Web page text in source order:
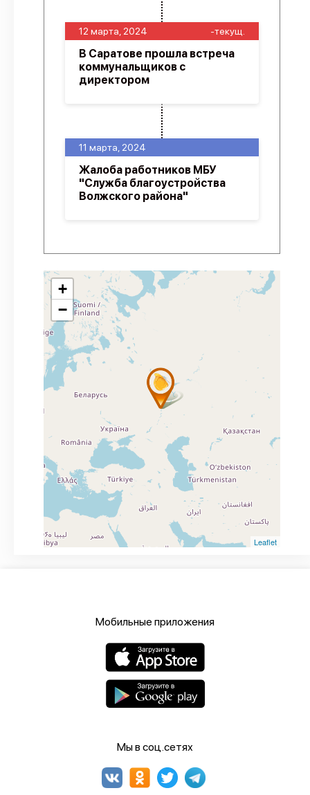
11 марта, 2024
Жалоба работников МБУ
"Служба благоустройства
Волжского района"
12 марта, 2024 -текущ.
В Саратове прошла встреча
коммунальщиков с
директором
+
−
Leaflet
Мобильные приложения
Мы в соц.сетях